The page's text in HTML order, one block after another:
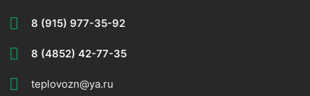
8 (915) 977-35-92
8 (4852) 42-77-35
teplovozn@ya.ru